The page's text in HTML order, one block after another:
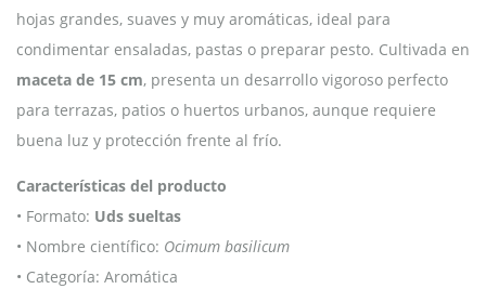
hojas grandes, suaves y muy aromáticas, ideal para
condimentar ensaladas, pastas o preparar pesto. Cultivada en
maceta de 15 cm, presenta un desarrollo vigoroso perfecto
para terrazas, patios o huertos urbanos, aunque requiere
buena luz y protección frente al frío.
Características del producto
• Formato: Uds sueltas
• Nombre científico: Ocimum basilicum
• Categoría: Aromática